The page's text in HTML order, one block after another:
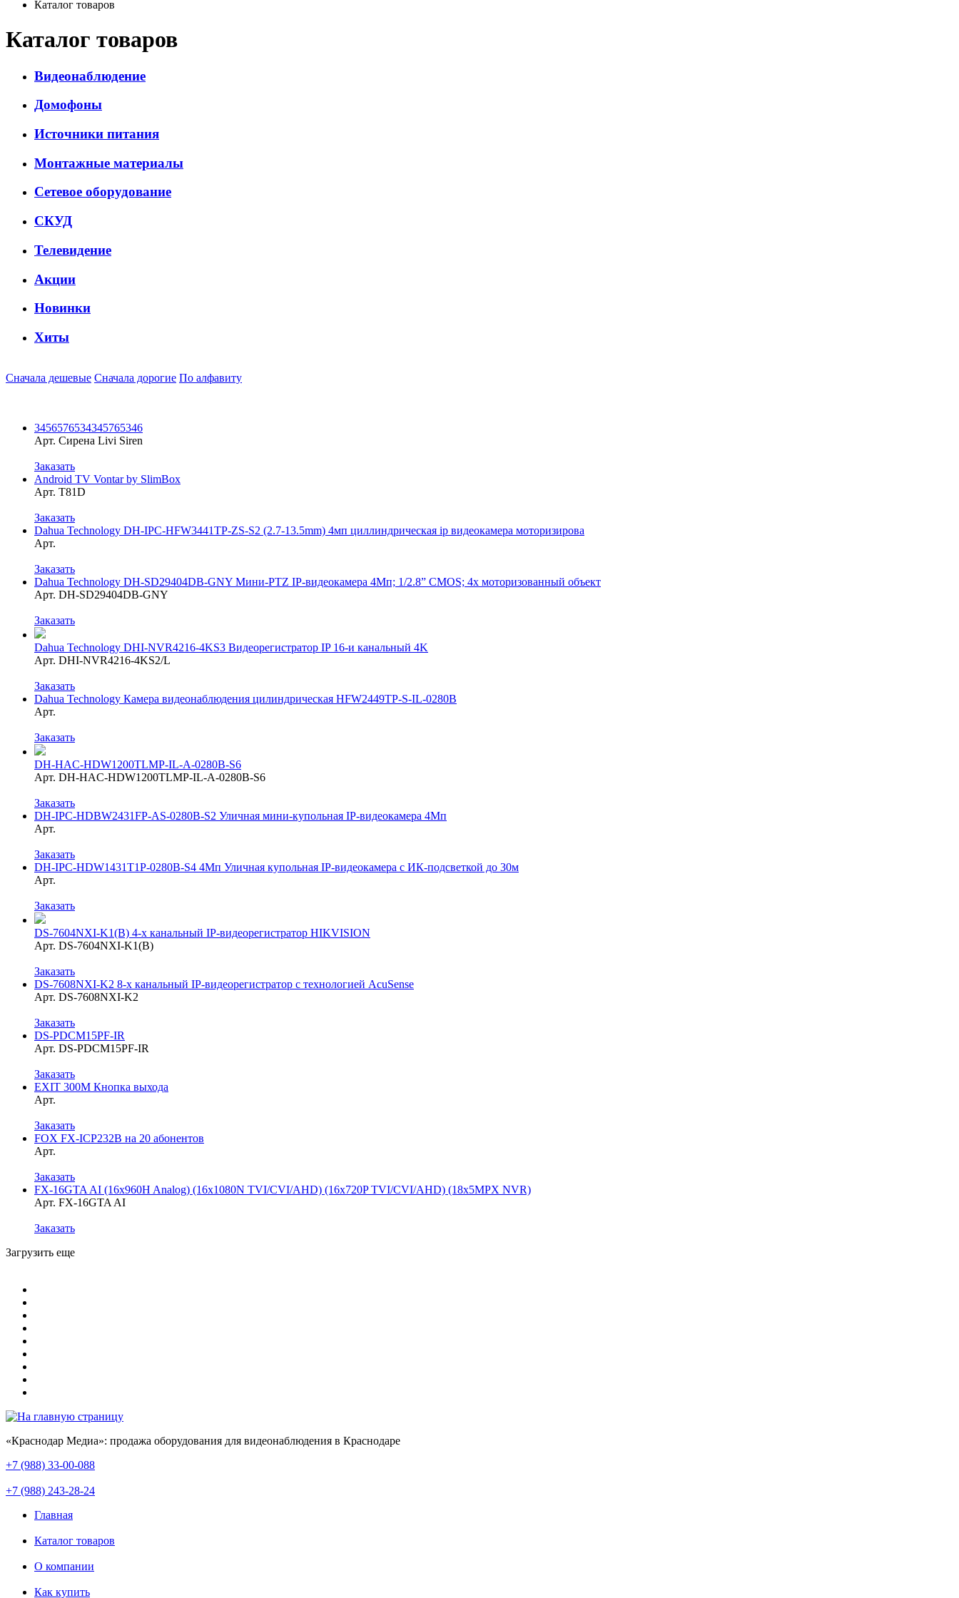
Каталог товаров
Каталог товаров
Видеонаблюдение
Домофоны
Источники питания
Монтажные материалы
Сетевое оборудование
СКУД
Телевидение
Акции
Новинки
Хиты
Сначала дешевые Сначала дорогие По алфавиту
3456576534345765346
Арт. Сирена Livi Siren
Заказать
Android TV Vontar by SlimBox
Арт. T81D
Заказать
Dahua Technology DH-IPC-HFW3441TP-ZS-S2 (2.7-13.5mm) 4мп циллиндрическая ip видеокамера моторизирова
Арт.
Заказать
Dahua Technology DH-SD29404DB-GNY Мини-PTZ IP-видеокамера 4Мп; 1/2.8” CMOS; 4x моторизованный объект
Арт. DH-SD29404DB-GNY
Заказать
Dahua Technology DHI-NVR4216-4KS3 Видеорегистратор IP 16-и канальный 4K
Арт. DHI-NVR4216-4KS2/L
Заказать
Dahua Technology Камера видеонаблюдения цилиндрическая HFW2449TP-S-IL-0280B
Арт.
Заказать
DH-HAC-HDW1200TLMP-IL-A-0280B-S6
Арт. DH-HAC-HDW1200TLMP-IL-A-0280B-S6
Заказать
DH-IPC-HDBW2431FP-AS-0280B-S2 Уличная мини-купольная IP-видеокамера 4Мп
Арт.
Заказать
DH-IPC-HDW1431T1P-0280B-S4 4Мп Уличная купольная IP-видеокамера с ИК-подсветкой до 30м
Арт.
Заказать
DS-7604NXI-K1(B) 4-х канальный IP-видеорегистратор HIKVISION
Арт. DS-7604NXI-K1(B)
Заказать
DS-7608NXI-K2 8-х канальный IP-видеорегистратор с технологией AcuSense
Арт. DS-7608NXI-K2
Заказать
DS-PDCM15PF-IR
Арт. DS-PDCM15PF-IR
Заказать
EXIT 300М Кнопка выхода
Арт.
Заказать
FOX FX-ICP232B на 20 абонентов
Арт.
Заказать
FX-16GTA AI (16x960H Analog) (16x1080N TVI/CVI/AHD) (16x720P TVI/CVI/AHD) (18х5MPX NVR)
Арт. FX-16GTA AI
Заказать
Загрузить еще
«Краснодар Медиа»: продажа оборудования для видеонаблюдения в Краснодаре
+7 (988) 33-00-088
+7 (988) 243-28-24
Главная
Каталог товаров
О компании
Как купить